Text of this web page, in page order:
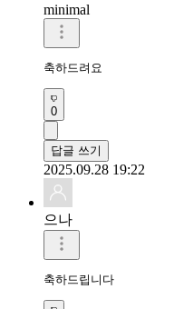
minimal
축하드려요
0
답글 쓰기
2025.09.28 19:22
으나
축하드립니다